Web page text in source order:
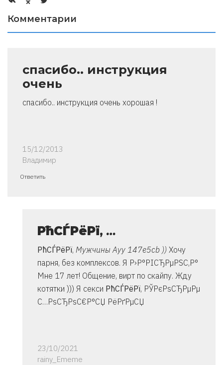
Комментарии
спасибо.. инструкция
очень
спасибо.. инструкция очень хорошая !
15/12/2013
Владимир
Ответить
РћСЃРёРї, …
РћСЃРёРї, Мужчины Ауу 147e5cb )) Хочу
парня, без комплексов. Я Р›Р°РІСЂРµРЅС‚Р°
Мне 17 лет! Общение, вирт по скайпу. Жду
котятки ))) Я секси РћСЃРёРї, РЎРєРѕСЂРµРµ
С…РѕСЂРѕС€Р°СЏ РёРґРµСЏ
23/10/2021
rainy_Ememe